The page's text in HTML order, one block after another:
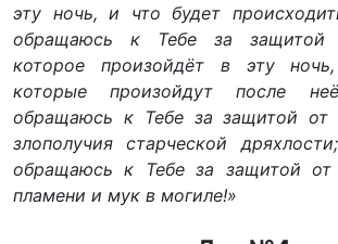
эту ночь, и что будет
обращаюсь к Тебе за защитой
которое произойдёт в эту
которые произойдут после
обращаюсь к Тебе за защитой от
злополучия старческой
обращаюсь к Тебе за защитой
пламени и мук в могиле!»